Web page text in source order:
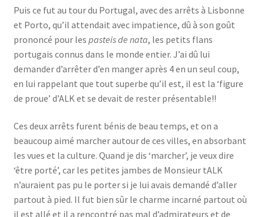
Puis ce fut au tour du Portugal, avec des arrêts à Lisbonne
et Porto, qu’il attendait avec impatience, dû à son goût
prononcé pour les pasteis de nata, les petits flans
portugais connus dans le monde entier. J’ai dû lui
demander d’arrêter d’en manger après 4 en un seul coup,
en lui rappelant que tout superbe qu’il est, il est la ‘figure
de proue’ d’ALK et se devait de rester présentable!!
Ces deux arrêts furent bénis de beau temps, et on a
beaucoup aimé marcher autour de ces villes, en absorbant
les vues et la culture. Quand je dis ‘marcher’, je veux dire
‘être porté’, car les petites jambes de Monsieur tALK
n’auraient pas pu le porter si je lui avais demandé d’aller
partout à pied. Il fut bien sûr le charme incarné partout où
il est allé et il a rencontré pas mal d’admirateurs et de